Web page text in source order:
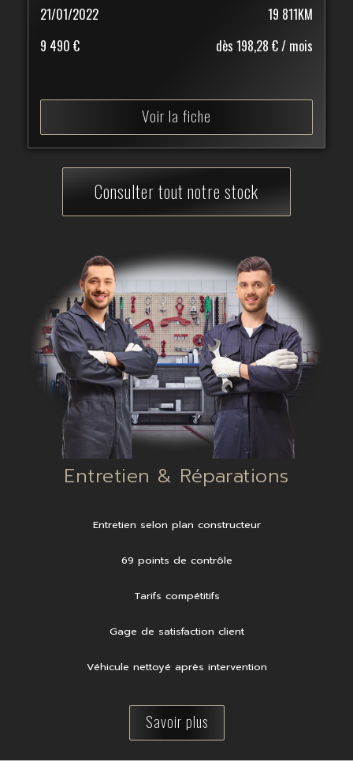
21/01/2022
19 811KM
9 490 €
dès 198,28 € / mois
Voir la fiche
Consulter tout notre stock
Entretien & Réparations
Entretien selon plan constructeur
69 points de contrôle
Tarifs compétitifs
Gage de satisfaction client
Véhicule nettoyé après intervention
Savoir plus